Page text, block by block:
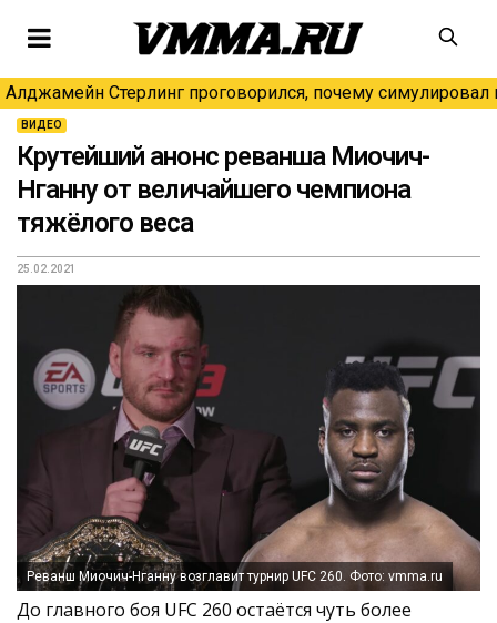
Алджамейн Стерлинг проговорился, почему симулировал
ВИДЕО
Крутейший анонс реванша Миочич-
Нганну от величайшего чемпиона
тяжёлого веса
25.02.2021
Реванш Миочич-Нганну возглавит турнир UFC 260. Фото: vmma.ru
До главного боя UFC 260 остаётся чуть более